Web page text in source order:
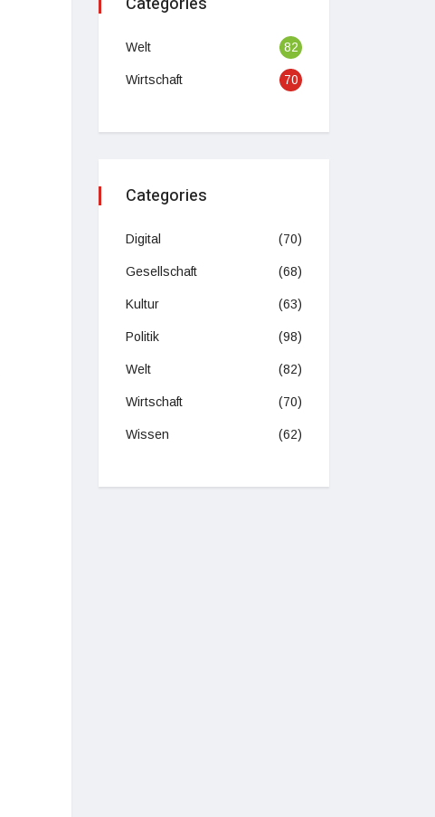
Welt 82
Wirtschaft 70
Categories
Digital (70)
Gesellschaft (68)
Kultur (63)
Politik (98)
Welt (82)
Wirtschaft (70)
Wissen (62)